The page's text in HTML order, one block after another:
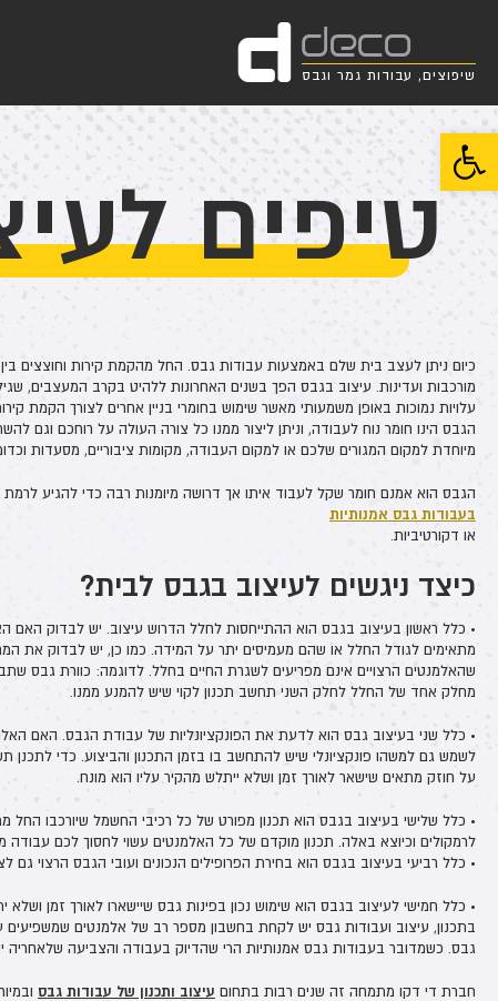
פתח סרגל נגישות
deco
d שיפוצים, עבודות גמר וגבס
טיפים
כיום ניתן לעצב בית שלם באמצעות עבודות גבס. החל מהקמת קירות וחוצצים
מורכבות ועדינות. עיצוב בגבס הפך בשנים האחרונות ללהיט בקרב המעצבים,
עלויות נמוכות באופן משמעותי מאשר שימוש בחומרי בניין אחרים לצורך הקמת
הגבס הינו חומר נוח לעבודה, וניתן ליצור ממנו כל צורה העולה על רוחכם וגם
מיוחדת למקום המגורים שלכם או למקום העבודה, מקומות ציבוריים, מסעדות
הגבס הוא אמנם חומר שקל לעבוד איתו אך דרושה מיומנות רבה כדי להגיע לרמת
בעבודות גבס אמנותיות
או דקורטיביות.
כיצד ניגשים לעיצוב בגבס לבית?
• כלל ראשון בעיצוב בגבס הוא ההתייחסות לחלל הדרוש עיצוב. יש לבדוק האם
מתאימים לגודל החלל או שהם מעמיסים יתר על המידה. כמו כן, יש לבדוק את
שהאלמנטים הרצויים אינם מפריעים לשגרת החיים בחלל. לדוגמה: כוורת גבס
מחלק אחד של החלל לחלק השני תחשב תכנון לקוי שיש להמנע ממנו.
• כלל שני בעיצוב גבס הוא לדעת את הפונקציונליות של עבודת הגבס. האם
לשמש גם למשהו פונקציונלי שיש להתחשב בו בזמן התכנון והביצוע. כדי לתכנן
על חוזק מתאים שישאר לאורך זמן ושלא ייתלש מהקיר עליו הוא מונח.
• כלל שלישי בעיצוב בגבס הוא תכנון מפורט של כל רכיבי החשמל שיורכבו החל
לרמקולים וכיוצא באלה. תכנון מוקדם של כל האלמנטים עשוי לחסוך לכם עבודה
• כלל רביעי בעיצוב בגבס הוא בחירת הפרופילים הנכונים ועובי הגבס הרצוי
• כלל חמישי לעיצוב בגבס הוא שימוש נכון בפינות גבס שיישארו לאורך זמן ושלא
בתכנון, עיצוב ועבודות גבס יש לקחת בחשבון מספר רב של אלמנטים
גבס. כשמדובר בעבודות גבס אמנותיות הרי שהדיוק בעבודה והצביעה
חברת די דקו מתמחה זה שנים רבות בתחום עיצוב ותכנון של עבודות גבס